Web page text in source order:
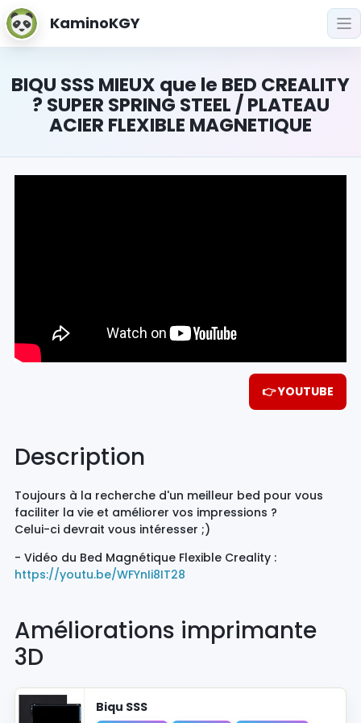
KaminoKGY
BIQU SSS MIEUX que le BED CREALITY
? SUPER SPRING STEEL / PLATEAU
ACIER FLEXIBLE MAGNETIQUE
👉 YOUTUBE
Description
Toujours à la recherche d'un meilleur bed pour vous
faciliter la vie et améliorer vos impressions ?
Celui-ci devrait vous intéresser ;)
- Vidéo du Bed Magnétique Flexible Creality :
https://youtu.be/WFYnIi8IT28
Améliorations imprimante
3D
Biqu SSS